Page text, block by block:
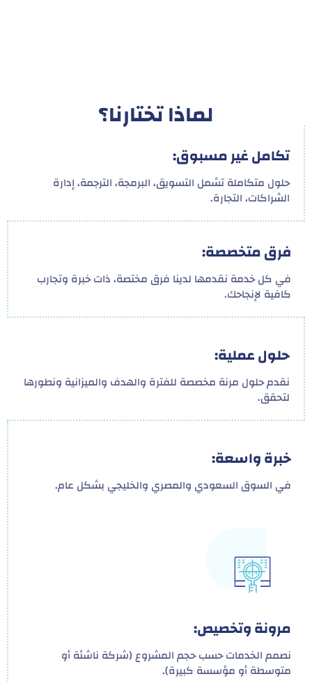
لماذا تختارنا؟
تكامل غير مسبوق:
حلول متكاملة تشمل التسويق، البرمجة، الترجمة، إدارة
الشراكات، التجارة.
فرق متخصصة:
في كل خدمة نقدمها لدينا فرق مختصة، ذات خبرة وتجارب
كافية لإنجاحك.
حلول عملية:
نقدم حلول مرنة مخصصة للفترة والهدف والميزانية ونطورها
لتحقق.
خبرة واسعة:
في السوق السعودي والمصري والخليجي بشكل عام.
مرونة وتخصيص:
نصمم الخدمات حسب حجم المشروع (شركة ناشئة أو
متوسطة أو مؤسسة كبيرة).